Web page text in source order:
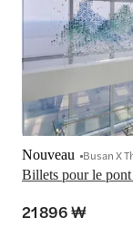
Billets pour le
Nouveau Busan X
21 896 ₩